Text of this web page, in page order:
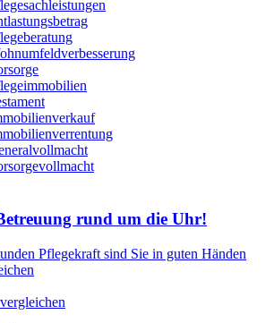
rund um die Uhr!
Pflegekraft sind Sie in guten Händen